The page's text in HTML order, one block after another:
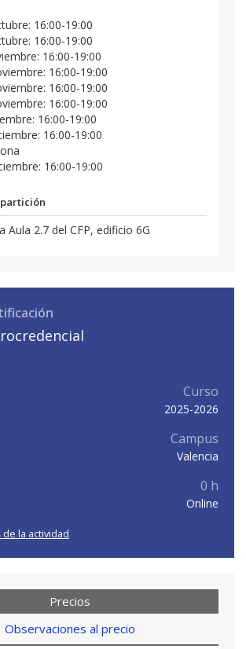
16:00-19:00
16:00-19:00
16:00-19:00
16:00-19:00
16:00-19:00
16:00-19:00
16:00-19:00
16:00-19:00
16:00-19:00
Aula 2.7 del CFP, edificio 6G
Curso
2025-2026
Campus
Valencia
0 h
Online
de la actividad
Precios
Observaciones al precio